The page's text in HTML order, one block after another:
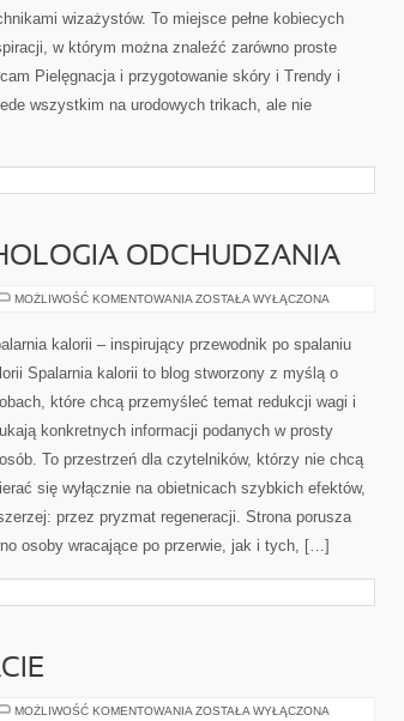
wizażystów. To miejsce pełne kobiecych
w którym można znaleźć zarówno proste
Pielęgnacja i przygotowanie skóry i Trendy i
wszystkim na urodowych trikach, ale nie
ODCHUDZANIA
MOŻLIWOŚĆ KOMENTOWANIA MOTYWACJA
ODCHUDZANIA
ZOSTAŁA WYŁĄCZONA
kalorii – inspirujący przewodnik po spalaniu
Spalarnia kalorii to blog stworzony z myślą o
które chcą przemyśleć temat redukcji wagi i
konkretnych informacji podanych w prosty
To przestrzeń dla czytelników, którzy nie chcą
się wyłącznie na obietnicach szybkich efektów,
przez pryzmat regeneracji. Strona porusza
osoby wracające po przerwie, jak i tych, […]
MOŻLIWOŚĆ KOMENTOWANIA CZYTELNICY
ZOSTAŁA WYŁĄCZONA